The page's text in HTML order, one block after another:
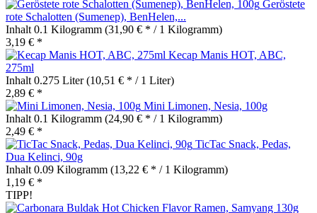
Geröstete
rote Schalotten (Sumenep), BenHelen,...
Inhalt 0.1 Kilogramm (31,90 € * / 1 Kilogramm)
3,19 € *
Kecap Manis HOT, ABC,
275ml
Inhalt 0.275 Liter(10,51 € * / 1 Liter)
2,89 € *
Mini Limonen, Nesia, 100g
Inhalt 0.1 Kilogramm (24,90 € * / 1 Kilogramm)
2,49 € *
TicTac Snack, Pedas,
Dua Kelinci, 90g
Inhalt 0.09 Kilogramm (13,22 € * / 1 Kilogramm)
1,19 € *
TIPP!